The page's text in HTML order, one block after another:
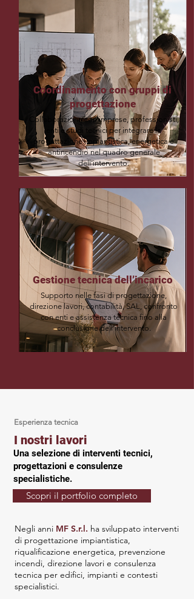
Coordinamento con gruppi di
progettazione
Collaborazione con imprese, professionisti,
enti e studi tecnici per integrare la
progettazione impiantistica, energetica e
antincendio nel quadro generale
dell’intervento.
Gestione tecnica dell’incarico
Supporto nelle fasi di progettazione,
direzione lavori, contabilità, SAL, confronto
con enti e assistenza tecnica fino alla
conclusione dell’intervento.
Esperienza tecnica
I nostri lavori
Una selezione di interventi tecnici,
progettazioni e consulenze
specialistiche.
Scopri il portfolio completo
Negli anni MF S.r.l. ha sviluppato interventi
di progettazione impiantistica,
riqualificazione energetica, prevenzione
incendi, direzione lavori e consulenza
tecnica per edifici, impianti e contesti
specialistici.